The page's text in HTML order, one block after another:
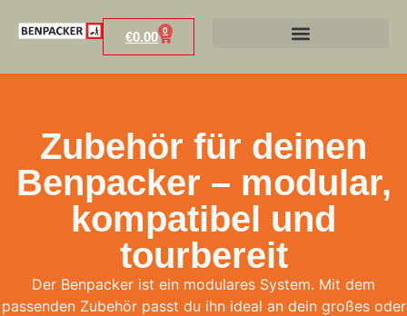
€0.00 0
Zubehör für deinen
Benpacker – modular,
kompatibel und
tourbereit
Der Benpacker ist ein modulares System. Mit dem
passenden Zubehör passt du ihn ideal an dein großes oder